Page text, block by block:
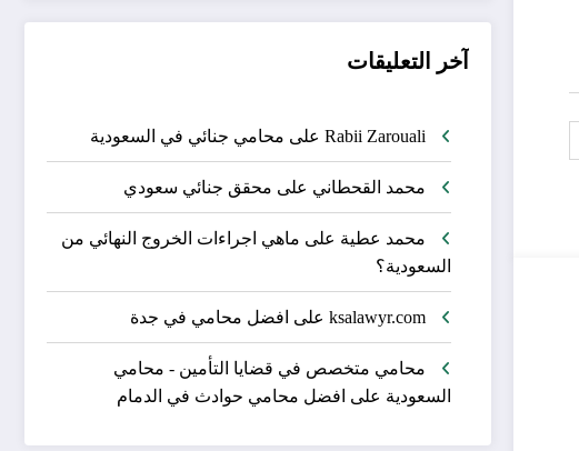
آخر التعليقات
Rabii Zarouali على محامي جنائي في السعودية
محمد القحطاني على محقق جنائي سعودي
محمد عطية على ماهي اجراءات الخروج النهائي من
السعودية؟
ksalawyr.com على افضل محامي في جدة
محامي متخصص في قضايا التأمين - محامي
السعودية على افضل محامي حوادث في الدمام